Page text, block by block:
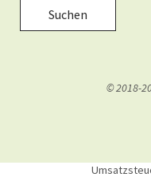
Suchen
© 2018-